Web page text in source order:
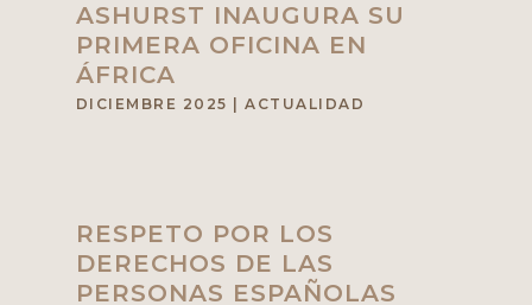
ASHURST INAUGURA SU
PRIMERA OFICINA EN
ÁFRICA
DICIEMBRE 2025 |ACTUALIDAD
RESPETO POR LOS
DERECHOS DE LAS
PERSONAS ESPAÑOLAS